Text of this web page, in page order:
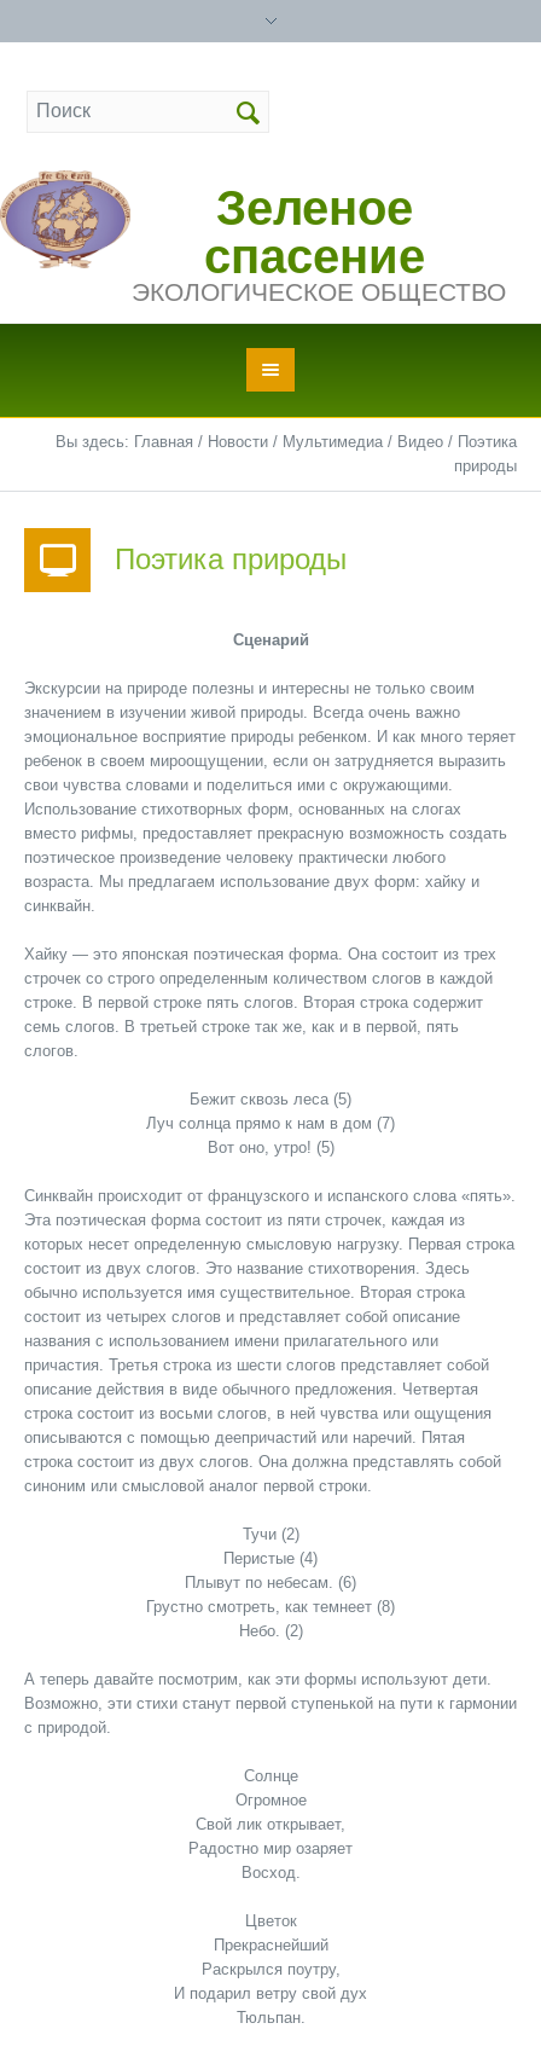
Зеленое
спасение
ЭКОЛОГИЧЕСКОЕ ОБЩЕСТВО
Вы здесь: Главная / Новости / Мультимедиа / Видео / Поэтика
природы
Поэтика природы
Сценарий
Экскурсии на природе полезны и интересны не только своим
значением в изучении живой природы. Всегда очень важно
эмоциональное восприятие природы ребенком. И как много теряет
ребенок в своем мироощущении, если он затрудняется выразить
свои чувства словами и поделиться ими с окружающими.
Использование стихотворных форм, основанных на слогах
вместо рифмы, предоставляет прекрасную возможность создать
поэтическое произведение человеку практически любого
возраста. Мы предлагаем использование двух форм: хайку и
синквайн.
Хайку — это японская поэтическая форма. Она состоит из трех
строчек со строго определенным количеством слогов в каждой
строке. В первой строке пять слогов. Вторая строка содержит
семь слогов. В третьей строке так же, как и в первой, пять
слогов.
Бежит сквозь леса (5)
Луч солнца прямо к нам в дом (7)
Вот оно, утро! (5)
Синквайн происходит от французского и испанского слова «пять».
Эта поэтическая форма состоит из пяти строчек, каждая из
которых несет определенную смысловую нагрузку. Первая строка
состоит из двух слогов. Это название стихотворения. Здесь
обычно используется имя существительное. Вторая строка
состоит из четырех слогов и представляет собой описание
названия с использованием имени прилагательного или
причастия. Третья строка из шести слогов представляет собой
описание действия в виде обычного предложения. Четвертая
строка состоит из восьми слогов, в ней чувства или ощущения
описываются с помощью деепричастий или наречий. Пятая
строка состоит из двух слогов. Она должна представлять собой
синоним или смысловой аналог первой строки.
Тучи (2)
Перистые (4)
Плывут по небесам. (6)
Грустно смотреть, как темнеет (8)
Небо. (2)
А теперь давайте посмотрим, как эти формы используют дети.
Возможно, эти стихи станут первой ступенькой на пути к гармонии
с природой.
Солнце
Огромное
Свой лик открывает,
Радостно мир озаряет
Восход.
Цветок
Прекраснейший
Раскрылся поутру,
И подарил ветру свой дух
Тюльпан.